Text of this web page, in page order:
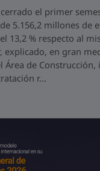
cerrado el primer
5.156,2 millones de
13,2 % respecto al
explicado, en gran
Área de
r...